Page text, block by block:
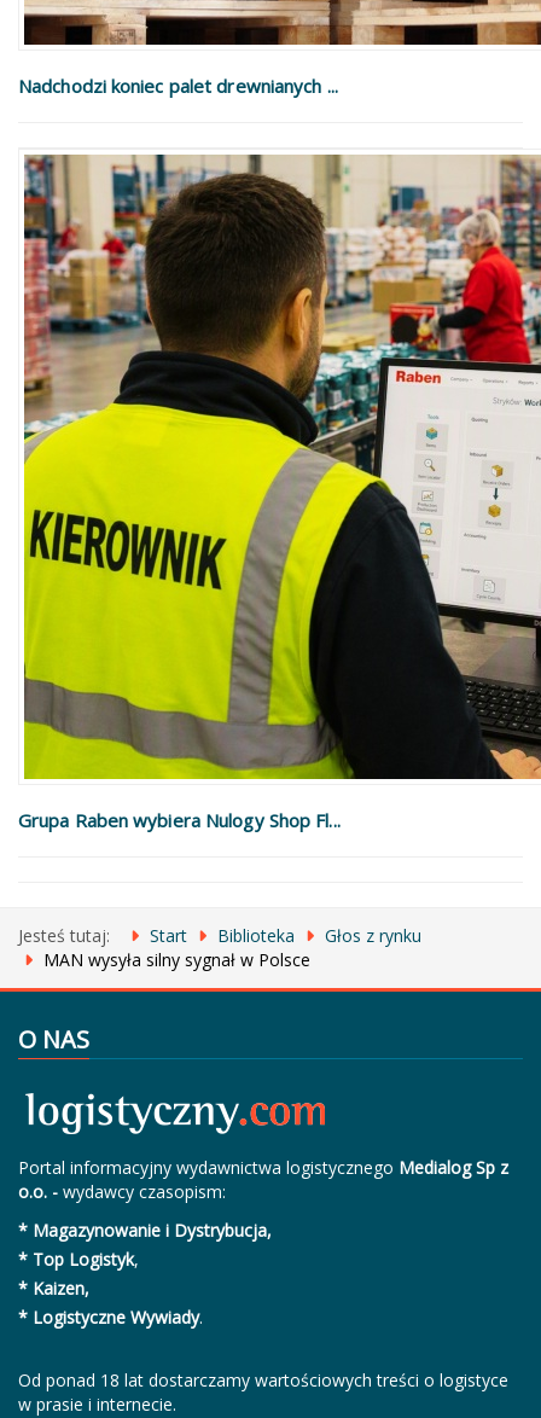
Nadchodzi koniec palet drewnianych ...
Grupa Raben wybiera Nulogy Shop Fl...
Jesteś tutaj: Start Biblioteka
Głos z rynku
MAN wysyła silny sygnał w Polsce
O NAS
Portal informacyjny wydawnictwa logistycznego Medialog Sp z
o.o. - wydawcy czasopism:
* Magazynowanie i Dystrybucja,
* Top Logistyk,
* Kaizen,
* Logistyczne Wywiady.
Od ponad 18 lat dostarczamy wartościowych treści o logistyce
w prasie i internecie.